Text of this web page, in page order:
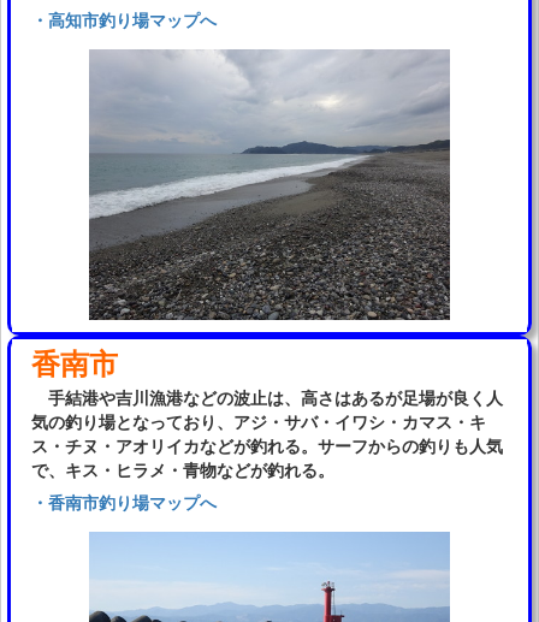
・高知市釣り場マップへ
香南市
手結港や吉川漁港などの波止は、高さはあるが足場が良く人
気の釣り場となっており、アジ・サバ・イワシ・カマス・キ
ス・チヌ・アオリイカなどが釣れる。サーフからの釣りも人気
で、キス・ヒラメ・青物などが釣れる。
・香南市釣り場マップへ